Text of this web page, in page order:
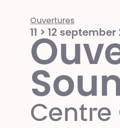
Ouvertures
11 > 12
Centre